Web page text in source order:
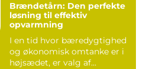
Brændetårn: Den perfekte
løsning til effektiv
opvarmning
I en tid hvor bæredygtighed
og økonomisk omtanke er i
højsædet, er valg af...